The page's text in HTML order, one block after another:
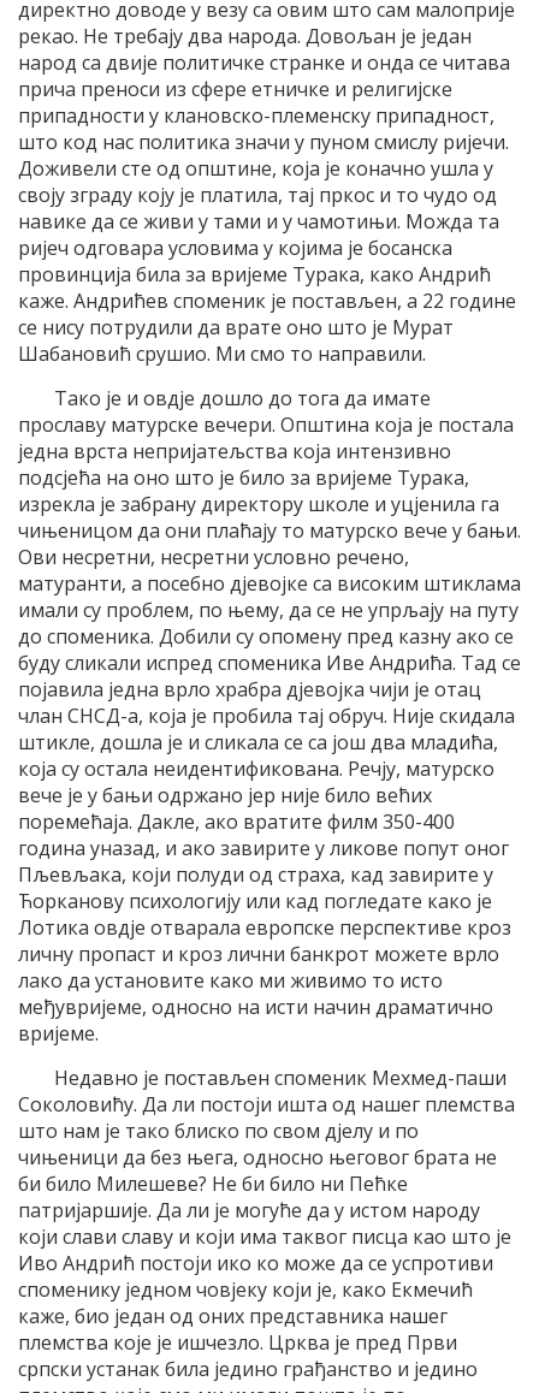
директно доводе у везу са овим што сам малоприје
рекао. Не требају два народа. Довољан је један
народ са двије политичке странке и онда се читава
прича преноси из сфере етничке и религијске
припадности у клановско-племенску припадност,
што код нас политика значи у пуном смислу ријечи.
Доживели сте од општине, која је коначно ушла у
своју зграду коју је платила, тај пркос и то чудо од
навике да се живи у тами и у чамотињи. Можда та
ријеч одговара условима у којима је босанска
провинција била за вријеме Турака, како Андрић
каже. Андрићев споменик је постављен, а 22 године
се нису потрудили да врате оно што је Мурат
Шабановић срушио. Ми смо то направили.
Тако је и овдје дошло до тога да имате
прославу матурске вечери. Општина која је постала
једна врста непријатељства која интензивно
подсјећа на оно што је било за вријеме Турака,
изрекла је забрану директору школе и уцјенила га
чињеницом да они плаћају то матурско вече у бањи.
Ови несретни, несретни условно речено,
матуранти, а посебно дјевојке са високим штиклама
имали су проблем, по њему, да се не упрљају на путу
до споменика. Добили су опомену пред казну ако се
буду сликали испред споменика Иве Андрића. Тад се
појавила једна врло храбра дјевојка чији је отац
члан СНСД-а, која је пробила тај обруч. Није скидала
штикле, дошла је и сликала се са још два младића,
која су остала неидентификована. Речју, матурскo
вече је у бањи одржанo јер није било већих
поремећаја. Дакле, ако вратите филм 350-400
година уназад, и ако завирите у ликове попут оног
Пљевљака, који полуди од страха, кад завирите у
Ћорканову психологију или кад погледате како је
Лотика овдје отварала европске перспективе кроз
личну прoпаст и кроз лични банкрот можете врло
лако да установите како ми живимо то исто
међувријеме, односно на исти начин драматично
вријеме.
Недавно је постављен споменик Мехмед-паши
Соколовићу. Да ли постоји ишта од нашег племства
што нам је тако блиско по свом дјелу и по
чињеници да без њега, односно његовог брата не
би било Милешеве? Не би било ни Пећке
патријаршије. Да ли је могуће да у истом народу
који слави славу и који има таквог писца као што је
Иво Андрић постоји ико ко може да се успротиви
споменику једном човјеку који је, како Екмечић
каже, био један од оних представника нашег
племства које је ишчезло. Црква је пред Први
српски устанак била једино грађанство и једино